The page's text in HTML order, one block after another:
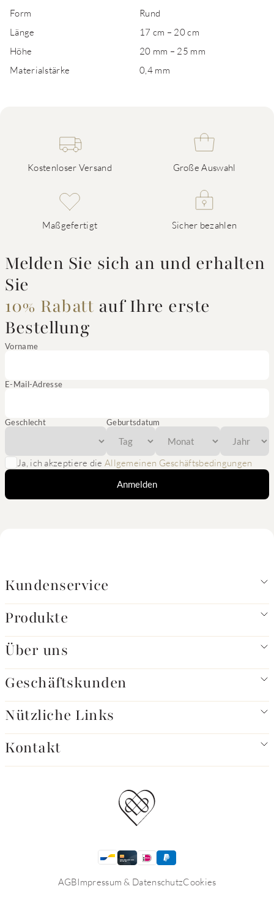
Form
Rund
Länge
17 cm – 20 cm
Höhe
20 mm – 25 mm
Materialstärke
0,4 mm
Kostenloser Versand Große Auswahl
Maßgefertigt Sicher bezahlen
Melden Sie sich an und erhalten
Sie
10% Rabatt auf Ihre erste
Bestellung
Vorname
E-Mail-Adresse
Geschlecht Geburtsdatum
Ja, ich akzeptiere die Allgemeinen Geschäftsbedingungen
Anmelden
Kundenservice
Produkte
Über uns
Geschäftskunden
Nützliche Links
Kontakt
AGBImpressum & DatenschutzCookies